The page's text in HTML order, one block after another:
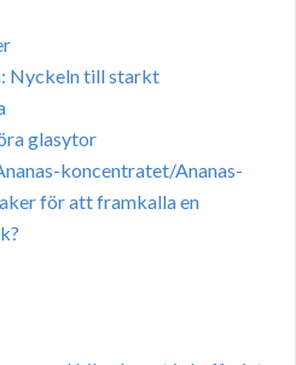
Nyckeln till starkt
glasytor
koncentratet/Ananas-
för att framkalla en